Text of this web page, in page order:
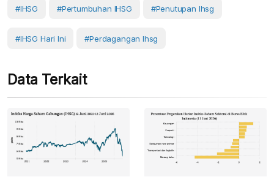
#IHSG #Pertumbuhan IHSG #penutupan Ihsg
#IHSG Hari Ini #perdagangan Ihsg
Data Terkait